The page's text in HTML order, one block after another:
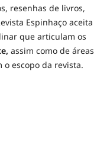
resenhas de livros,
Espinhaço aceita
que articulam os
assim como de áreas
escopo da revista.